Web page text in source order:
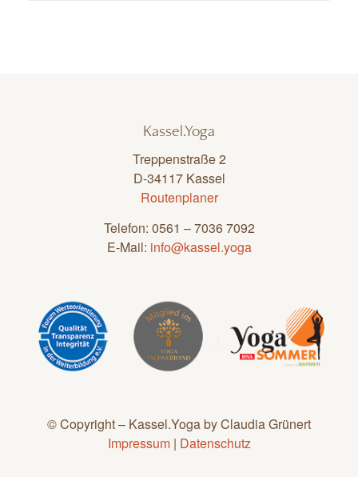
Kassel.Yoga
Treppenstraße 2
D-34117 Kassel
Routenplaner
Telefon: 0561 – 7036 7092
E-Mail: info@kassel.yoga
© Copyright – Kassel.Yoga by Claudia Grünert
Impressum| Datenschutz